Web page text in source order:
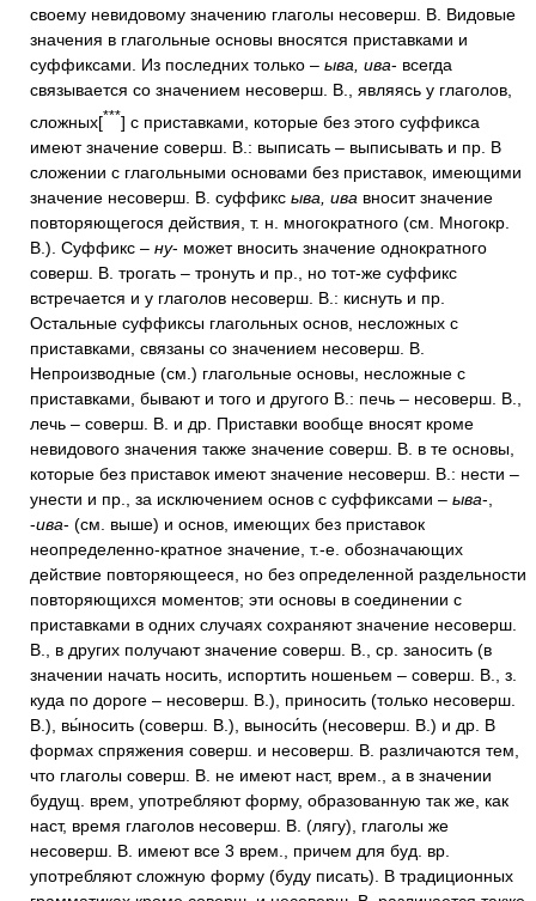
своему невидовому значению глаголы несоверш. В. Видовые
значения в глагольные основы вносятся приставками и
суффиксами. Из последних только – ыва, ива- всегда
связывается со значением несоверш. В., являясь у глаголов,
сложных[***] с приставками, которые без этого суффикса
имеют значение соверш. В.: выписать – выписывать и пр. В
сложении с глагольными основами без приставок, имеющими
значение несоверш. В. суффикс ыва, ива вносит значение
повторяющегося действия, т. н. многократного (см. Многокр.
В.). Суффикс – ну- может вносить значение однократного
соверш. В. трогать – тронуть и пр., но тот-же суффикс
встречается и у глаголов несоверш. В.: киснуть и пр.
Остальные суффиксы глагольных основ, несложных с
приставками, связаны со значением несоверш. В.
Непроизводные (см.) глагольные основы, несложные с
приставками, бывают и того и другого В.: печь – несоверш. В.,
лечь – соверш. В. и др. Приставки вообще вносят кроме
невидового значения также значение соверш. В. в те основы,
которые без приставок имеют значение несоверш. В.: нести –
унести и пр., за исключением основ с суффиксами – ыва-,
-ива- (см. выше) и основ, имеющих без приставок
неопределенно-кратное значение, т.-е. обозначающих
действие повторяющееся, но без определенной раздельности
повторяющихся моментов; эти основы в соединении с
приставками в одних случаях сохраняют значение несоверш.
В., в других получают значение соверш. В., ср. заносить (в
значении начать носить, испортить ношеньем – соверш. В., з.
куда по дороге – несоверш. В.), приносить (только несоверш.
В.), вы́носить (соверш. В.), выноси́ть (несоверш. В.) и др. В
формах спряжения соверш. и несоверш. В. различаются тем,
что глаголы соверш. В. не имеют наст, врем., а в значении
будущ. врем, употребляют форму, образованную так же, как
наст, время глаголов несоверш. В. (лягу), глаголы же
несоверш. В. имеют все 3 врем., причем для буд. вр.
употребляют сложную форму (буду писать). В традиционных